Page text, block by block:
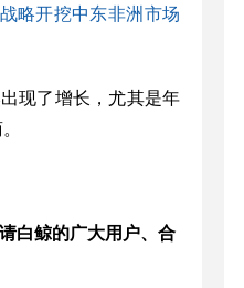
战略开挖中东非洲市场
现了增长，尤其是年
白鲸的广大用户、合